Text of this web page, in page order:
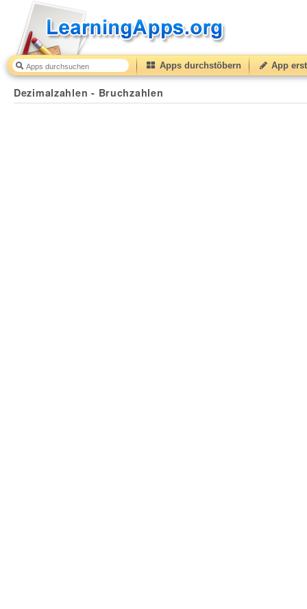
Apps durchstöbern App
Dezimalzahlen - Bruchzahlen